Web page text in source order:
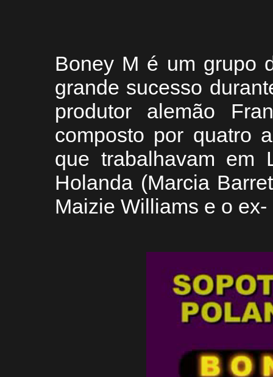
Boney M é um grupo
grande sucesso
produtor alemão
composto por quatro
que trabalhavam em
Holanda (Marcia
Maizie Williams e o